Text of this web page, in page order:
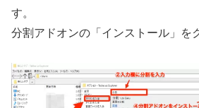
す。
分割アドオンの「インストール」を